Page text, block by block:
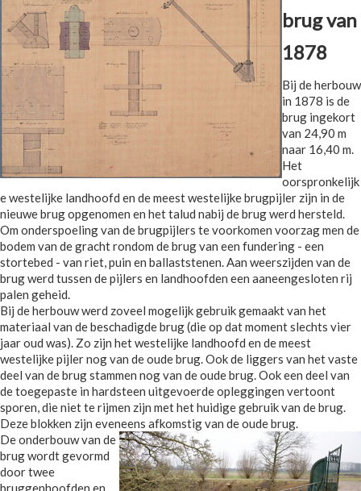
brug van
1878
Bij de herbouw
in 1878 is de
brug ingekort
van 24,90 m
naar 16,40 m.
Het
oorspronkelijk
e westelijke landhoofd en de meest westelijke brugpijler zijn in de
nieuwe brug opgenomen en het talud nabij de brug werd hersteld.
Om onderspoeling van de brugpijlers te voorkomen voorzag men de
bodem van de gracht rondom de brug van een fundering - een
stortebed - van riet, puin en ballaststenen. Aan weerszijden van de
brug werd tussen de pijlers en landhoofden een aaneengesloten rij
palen geheid.
Bij de herbouw werd zoveel mogelijk gebruik gemaakt van het
materiaal van de beschadigde brug (die op dat moment slechts vier
jaar oud was). Zo zijn het westelijke landhoofd en de meest
westelijke pijler nog van de oude brug. Ook de liggers van het vaste
deel van de brug stammen nog van de oude brug. Ook een deel van
de toegepaste in hardsteen uitgevoerde opleggingen vertoont
sporen, die niet te rijmen zijn met het huidige gebruik van de brug.
Deze blokken zijn eveneens afkomstig van de oude brug.
De onderbouw van de
brug wordt gevormd
door twee
bruggenhoofden en